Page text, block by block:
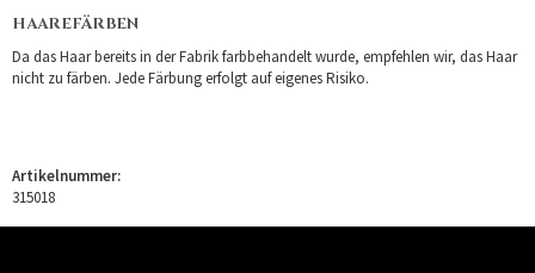
HAAREFÄRBEN
Da das Haar bereits in der Fabrik farbbehandelt wurde, empfehlen wir, das Haar
nicht zu färben. Jede Färbung erfolgt auf eigenes Risiko.
Artikelnummer:
315018